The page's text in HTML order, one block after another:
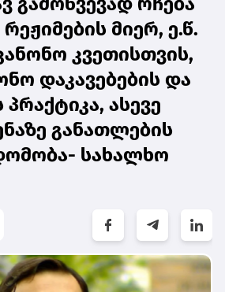
მიერ, ე.წ.
კვეთისთვის,
დაკავებების და
ასევე
განათლების
სახალხო